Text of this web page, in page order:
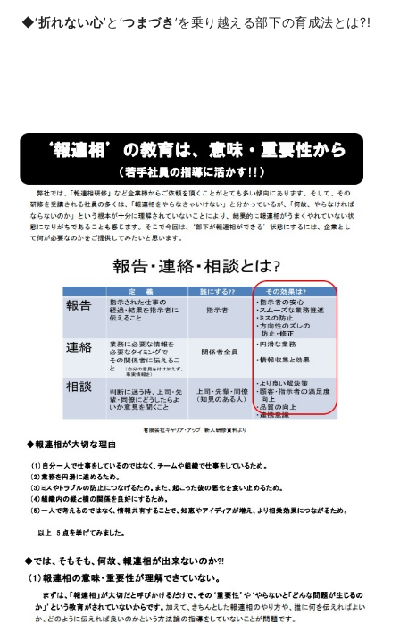
◆‘折れない心’と‘つまづき’を乗り越える部下の育成法とは?!